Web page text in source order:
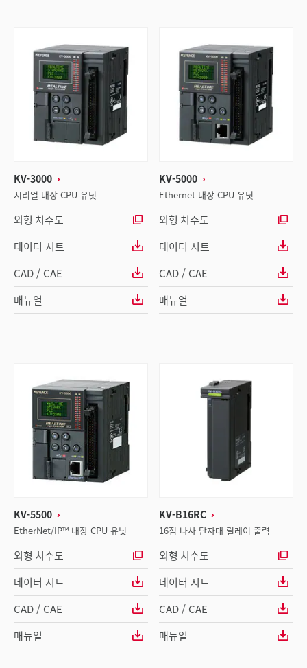
KV-3000
시리얼 내장 CPU 유닛
외형 치수도
데이터 시트
CAD / CAE
매뉴얼
KV-5000
Ethernet 내장 CPU 유닛
외형 치수도
데이터 시트
CAD / CAE
매뉴얼
KV-5500
EtherNet/IP™ 내장 CPU 유닛
외형 치수도
데이터 시트
CAD / CAE
매뉴얼
KV-B16RC
16점 나사 단자대 릴레이 출력
외형 치수도
데이터 시트
CAD / CAE
매뉴얼